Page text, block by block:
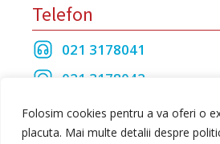
Folosim cookies pentru a va oferi o
placuta. Mai multe detalii despre
Telefon
021 3178041
021 3178042
021 3175208